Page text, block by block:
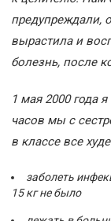
предупреждали,
вырастила и
болезнь, после
1 мая 2000 года
часов мы с
в классе все
заболеть
15 кг не было